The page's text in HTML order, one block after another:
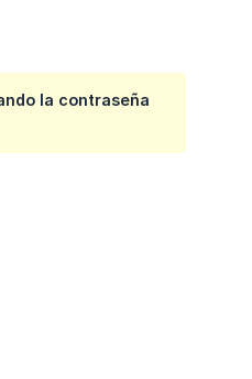
la contraseña